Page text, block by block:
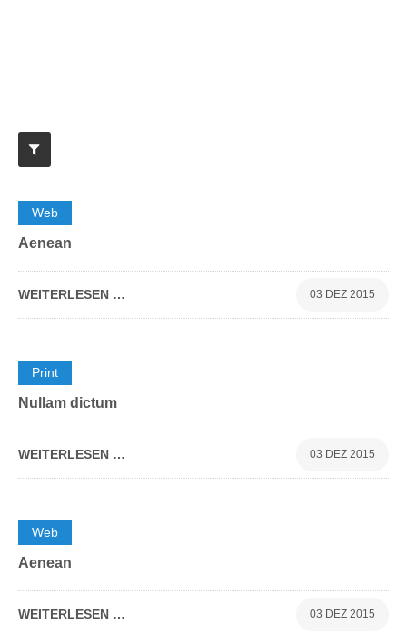
0Web
Aenean
WEITERLESEN … 03 DEZ 2015
0Print
Nullam dictum
WEITERLESEN … 03 DEZ 2015
0Web
Aenean
WEITERLESEN … 03 DEZ 2015